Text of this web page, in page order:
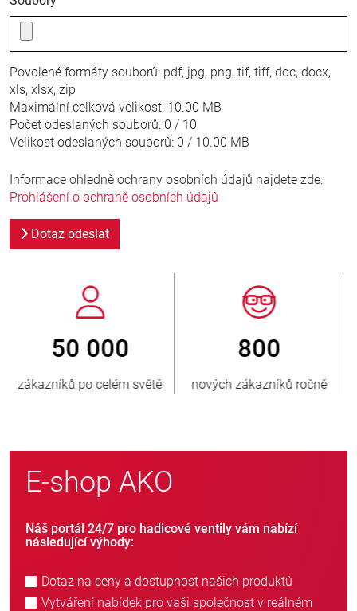
Povolené formáty souborů: pdf, jpg, png, tif, tiff, doc, docx,
xls, xlsx, zip
Maximální celková velikost: 10.00 MB
Počet odeslaných souborů: 0 / 10
Velikost odeslaných souborů: 0 / 10.00 MB
Informace ohledně ochrany osobních údajů najdete zde:
Prohlášení o ochraně osobních údajů
Dotaz odeslat
800
nových zákazníků ročně
> 3 500 000
prodaných jednotek
E-shop AKO
Náš portál 24/7 pro hadicové ventily vám nabízí
následující výhody:
Dotaz na ceny a dostupnost našich produktů
Vytváření nabídek pro vaši společnost v reálném